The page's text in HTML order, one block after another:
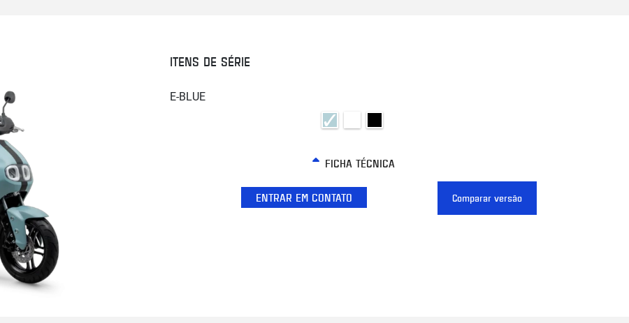
ITENS DE SÉRIE
E-BLUE
FICHA TÉCNICA
ENTRAR EM CONTATO Comparar versão